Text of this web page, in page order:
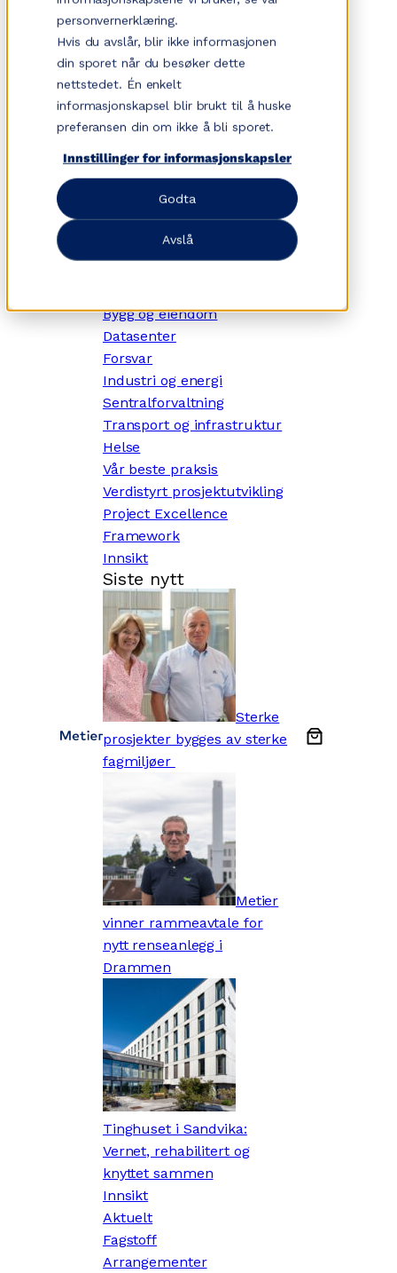
personvernerklæring.
Hvis du avslår, blir ikke informasjonen
din sporet når du besøker dette
nettstedet. Én enkelt
informasjonskapsel blir brukt til å huske
preferansen din om ikke å bli sporet.
Innstillinger for informasjonskapsler
Godta
Avslå
✕
Dette gjør vi
Tjenesteområder
Strategi- og
forretningsutvikling
Fysiske prosjekter
Kompetanseutvikling
Bygg og eiendom
Datasenter
Forsvar
Industri og energi
Sentralforvaltning
Transport og infrastruktur
Helse
Vår beste praksis
Verdistyrt prosjektutvikling
Project Excellence
Framework
Innsikt
Siste nytt
Sterke
prosjekter bygges av sterke
fagmiljøer
Metier
vinner rammeavtale for
nytt renseanlegg i
Drammen
Tinghuset i Sandvika:
Vernet, rehabilitert og
knyttet sammen
Innsikt
Aktuelt
Fagstoff
Arrangementer